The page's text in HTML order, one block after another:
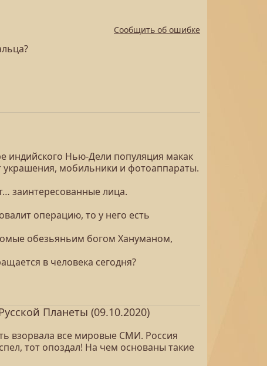
Сообщить об ошибке
индийского Нью-Дели популяция макак
украшения, мобильники и фотоаппараты.
заинтересованные лица.
операцию, то у него есть
обезьяньим богом Хануманом,
в человека сегодня?
Планеты (09.10.2020)
взорвала все мировые СМИ. Россия
тот опоздал! На чем основаны такие